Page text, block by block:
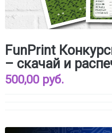
FunPrint
– скачай и
500,00 руб.